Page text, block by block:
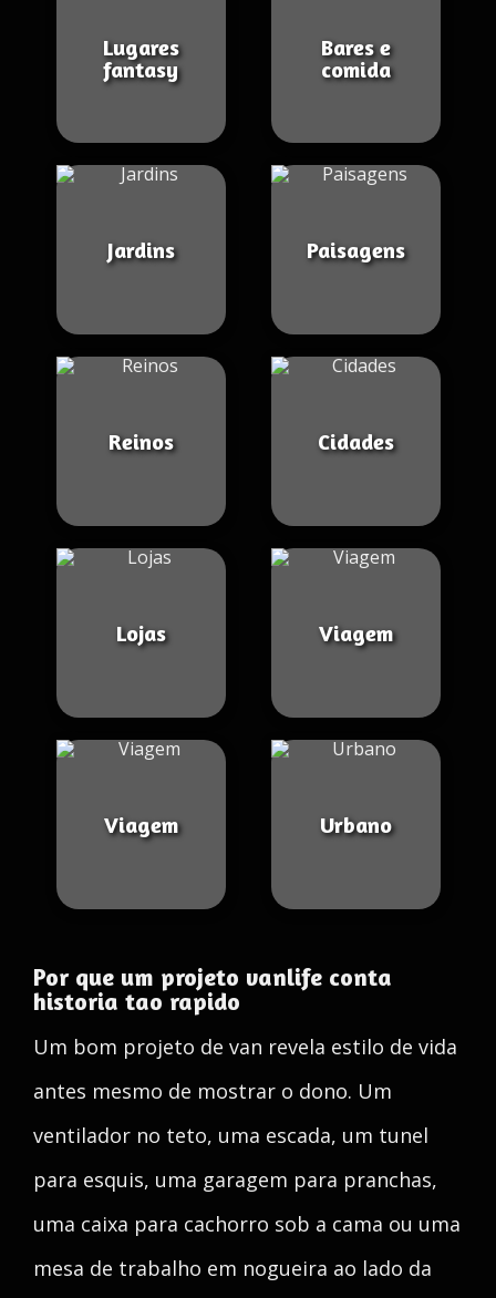
Lugares
fantasy
Bares e
comida
Jardins Paisagens
Reinos Cidades
Lojas Viagem
Viagem Urbano
Por que um projeto vanlife conta
historia tao rapido
Um bom projeto de van revela estilo de vida
antes mesmo de mostrar o dono. Um
ventilador no teto, uma escada, um tunel
para esquis, uma garagem para pranchas,
uma caixa para cachorro sob a cama ou uma
mesa de trabalho em nogueira ao lado da